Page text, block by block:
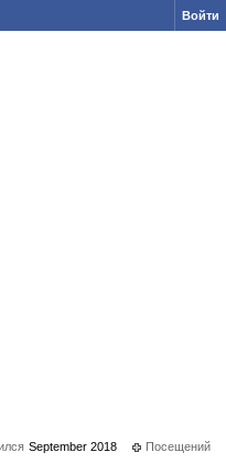
Войти
September 2018
Посещений